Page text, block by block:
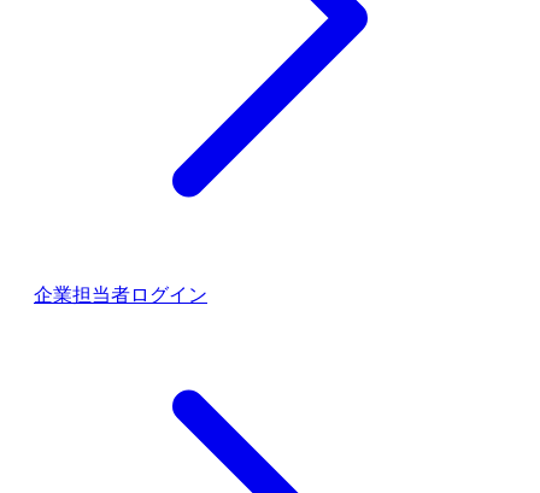
企業担当者ログイン